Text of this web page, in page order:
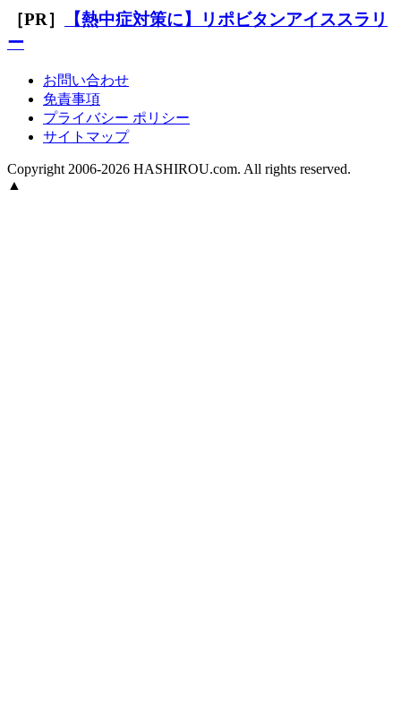
［PR］
【熱中症対策に】リポビタンアイススラリ
ー
お問い合わせ
免責事項
プライバシー ポリシー
サイトマップ
Copyright 2006-2026 HASHIROU.com. All rights reserved.
▲